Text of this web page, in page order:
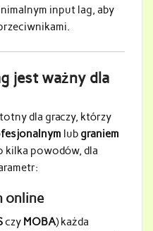
input lag, aby
jest ważny dla
dla graczy, którzy
lub graniem
kilka powodów, dla
online
czy MOBA) każda